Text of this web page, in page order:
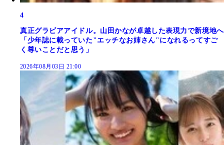
4
真正グラビアアイドル。山田かなが卓越した表現力で新境地へ
「少年誌に載っていた"エッチなお姉さん"になれるってすご
く尊いことだと思う」
2026年08月03日 21:00